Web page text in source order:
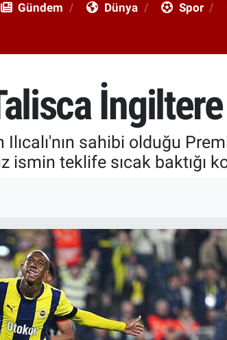
Gündem Dünya Spor
sahibi olduğu
ismin teklife sıcak baktığı